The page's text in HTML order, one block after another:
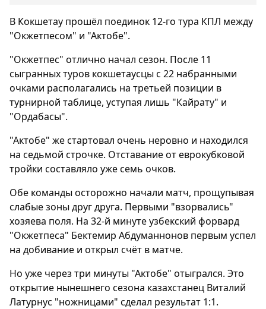
В Кокшетау прошёл поединок 12-го тура КПЛ между
"Окжетпесом" и "Актобе".
"Окжетпес" отлично начал сезон. После 11
сыгранных туров кокшетаусцы с 22 набранными
очками располагались на третьей позиции в
турнирной таблице, уступая лишь "Кайрату" и
"Ордабасы".
"Актобе" же стартовал очень неровно и находился
на седьмой строчке. Отставание от еврокубковой
тройки составляло уже семь очков.
Обе команды осторожно начали матч, прощупывая
слабые зоны друг друга. Первыми "взорвались"
хозяева поля. На 32-й минуте узбекский форвард
"Окжетпеса" Бектемир Абдуманнонов первым успел
на добивание и открыл счёт в матче.
Но уже через три минуты "Актобе" отыгрался. Это
открытие нынешнего сезона казахстанец Виталий
Латурнус "ножницами" сделал результат 1:1.